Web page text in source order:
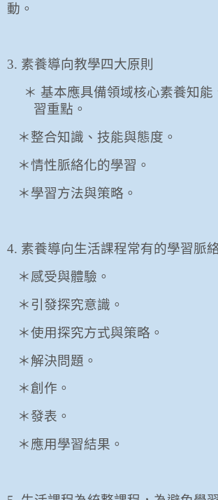
動。
3. 素養導向教學四大原則
＊ 基本應具備領域核心素養知能
習重點。
＊整合知識、技能與態度。
＊情性脈絡化的學習。
＊學習方法與策略。
4. 素養導向生活課程常有的學習脈
＊感受與體驗。
＊引發探究意識。
＊使用探究方式與策略。
＊解決問題。
＊創作。
＊發表。
＊應用學習結果。